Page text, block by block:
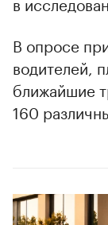
В опросе
водителей,
ближайшие
160